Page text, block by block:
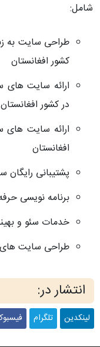
شامل:
طراحی سایت به
کشور افغانستان
ارائه سایت
در کشور افغانستان
ارائه سایت های
افغانستان
پشتیبانی رایگان
برنامه نویسی
خدمات سئو و
طراحی سایت های
انتشار در:
لینکدین تلگرام